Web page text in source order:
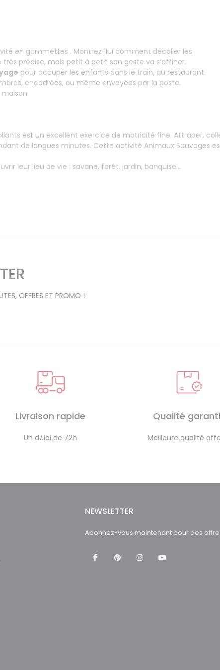
en gommettes . Montrez-lui comment décoller les
précise, mais petit à petit son geste va s’affiner.
pour occuper les enfants dans le train, au restaurant.
encadrées, ou même envoyées par la poste.
est un excellent exercice de motricité fine. Attraper,
de longues minutes. Cette activité Animaux Sauvages
leur lieu de vie : savane, forêt, jardin, banquise…
OFFRES ET PROMO !
Livraison rapide
Un délai de 72h
Qualité
Meilleure qualité
NEWSLETTER
Abonnez-vous maintenant pour des